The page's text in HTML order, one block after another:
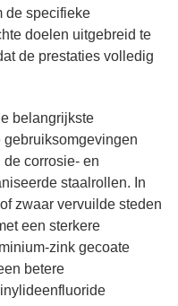
de specifieke
doelen uitgebreid te
de prestaties volledig
belangrijkste
corrosie- en
staalrollen. In
zwaar vervuilde steden
een sterkere
zink gecoate
betere